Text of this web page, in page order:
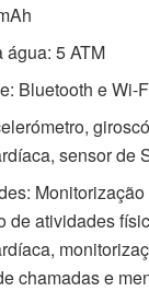
água: 5 ATM
Bluetooth e Wi-
sensor de
Monitorização
de atividades
chamadas e